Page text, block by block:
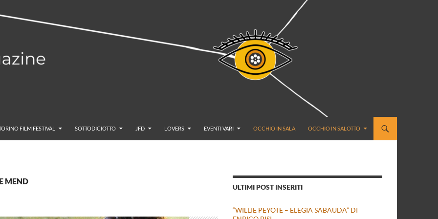
FILM FESTIVAL SOTTODICIOTTO JFD LOVERS EVENTI VARI OCCHIO IN SALA OCCHIO IN SALOTTO
MEND
ULTIMI POST INSERITI
“WILLIE PEYOTE – ELEGIA SABAUDA” DI